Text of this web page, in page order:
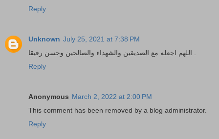
Reply
Unknown July 25, 2021 at 7:38 PM
Reply
Anonymous March 2, 2022 at 2:00 PM
This comment has been removed by a blog administrator.
Reply